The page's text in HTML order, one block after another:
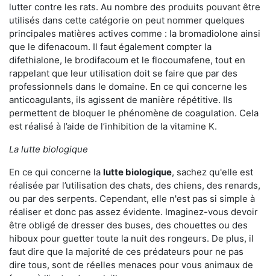
lutter contre les rats. Au nombre des produits pouvant être
utilisés dans cette catégorie on peut nommer quelques
principales matières actives comme : la bromadiolone ainsi
que le difenacoum. Il faut également compter la
difethialone, le brodifacoum et le flocoumafene, tout en
rappelant que leur utilisation doit se faire que par des
professionnels dans le domaine. En ce qui concerne les
anticoagulants, ils agissent de manière répétitive. Ils
permettent de bloquer le phénomène de coagulation. Cela
est réalisé à l’aide de l’inhibition de la vitamine K.
La lutte biologique
En ce qui concerne la lutte biologique, sachez qu'elle est
réalisée par l’utilisation des chats, des chiens, des renards,
ou par des serpents. Cependant, elle n'est pas si simple à
réaliser et donc pas assez évidente. Imaginez-vous devoir
être obligé de dresser des buses, des chouettes ou des
hiboux pour guetter toute la nuit des rongeurs. De plus, il
faut dire que la majorité de ces prédateurs pour ne pas
dire tous, sont de réelles menaces pour vous animaux de